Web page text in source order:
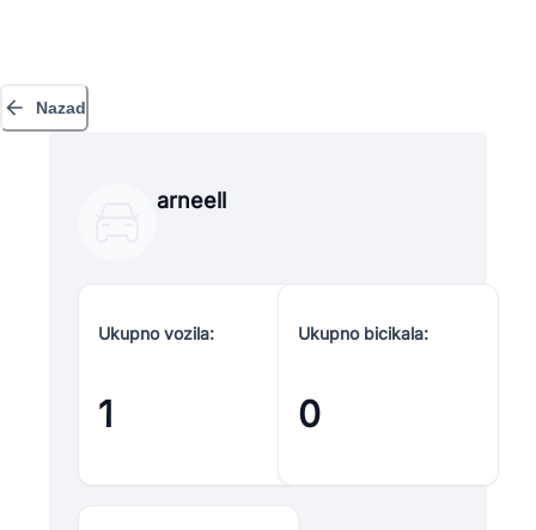
Nazad
arneell
Ukupno vozila:
1
Ukupno bicikala:
0